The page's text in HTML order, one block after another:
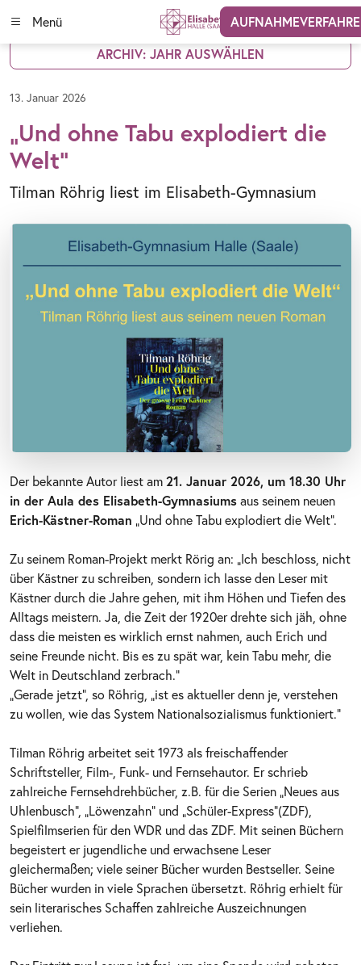
Menü
13. Januar 2026
„Und ohne Tabu explodiert die
Welt“
Tilman Röhrig liest im Elisabeth-Gymnasium
Der bekannte Autor liest am21. Januar 2026, um 18.30 Uhr
in der Aula des Elisabeth-Gymnasiumsaus seinem neuen
Erich-Kästner-Roman „Und ohne Tabu explodiert die Welt“.
Zu seinem Roman-Projekt merkt Rörig an: „Ich beschloss, nicht
über Kästner zu schreiben, sondern ich lasse den Leser mit
Kästner durch die Jahre gehen, mit ihm Höhen und Tiefen des
Alltags meistern. Ja, die Zeit der 1920er drehte sich jäh, ohne
dass die meisten es wirklich ernst nahmen, auch Erich und
seine Freunde nicht. Bis es zu spät war, kein Tabu mehr, die
Welt in Deutschland zerbrach."
„Gerade jetzt“, so Röhrig, „ist es aktueller denn je, verstehen
zu wollen, wie das System Nationalsozialismus funktioniert.“
Tilman Röhrig arbeitet seit 1973 als freischaffender
Schriftsteller, Film-, Funk- und Fernsehautor. Er schrieb
zahlreiche Fernsehdrehbücher, z.B. für die Serien „Neues aus
Uhlenbusch“, „Löwenzahn“ und „Schüler-Express“(ZDF),
Spielfilmserien für den WDR und das ZDF. Mit seinen Büchern
begeistert er jugendliche und erwachsene Leser
gleichermaßen; viele seiner Bücher wurden Bestseller. Seine
Bücher wurden in viele Sprachen übersetzt. Röhrig erhielt für
sein literarisches Schaffen zahlreiche Auszeichnungen
verliehen.
ARCHIV: JAHR AUSWÄHLEN